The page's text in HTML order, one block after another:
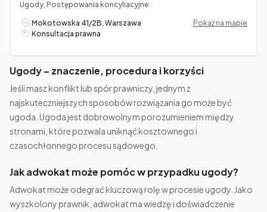
Ugody, Postępowania koncyliacyjne
Mokotowska 41/2B, Warszawa
Pokaż na mapie
Konsultacja prawna
Ugody – znaczenie, procedura i korzyści
Jeśli masz konflikt lub spór prawniczy, jednym z
najskuteczniejszych sposobów rozwiązania go może być
ugoda. Ugoda jest dobrowolnym porozumieniem między
stronami, które pozwala uniknąć kosztownego i
czasochłonnego procesu sądowego.
Jak adwokat może pomóc w przypadku ugody?
Adwokat może odegrać kluczową rolę w procesie ugody. Jako
wyszkolony prawnik, adwokat ma wiedzę i doświadczenie